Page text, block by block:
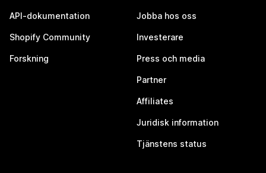
API-dokumentation
Shopify Community
Forskning
Jobba hos oss
Investerare
Press och media
Partner
Affiliates
Juridisk information
Tjänstens status